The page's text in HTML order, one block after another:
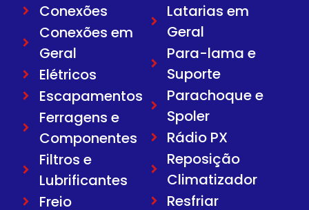
Conexões
Conexões em
Geral
Elétricos
Escapamentos
Ferragens e
Componentes
Filtros e
Lubrificantes
Freio
Latarias em
Geral
Para-lama e
Suporte
Parachoque e
Spoler
Rádio PX
Reposição
Climatizador
Resfriar